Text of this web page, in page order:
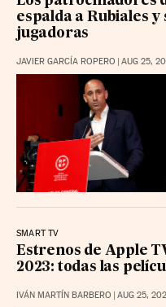
espalda a Rubiales y
jugadoras
JAVIER GARCÍA ROPERO AUG 25,
SMART TV
Estrenos de Apple
2023: todas las
IVÁN MARTÍN BARBERO AUG 25,